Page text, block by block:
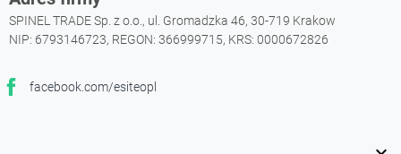
SPINEL TRADE Sp. z o.o., ul. Gromadzka 46, 30-719 Krakow
NIP: 6793146723, REGON: 366999715, KRS: 0000672826
facebook.com/esiteopl
Facebook